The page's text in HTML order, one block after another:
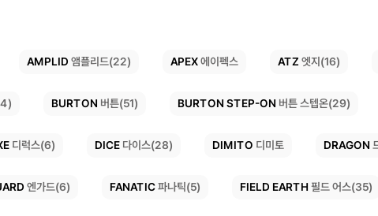
AMPLID 앰플리드(22) APEX에이펙스 ATZ 엣지(16)
BURTON 버튼(51) BURTON STEP-ON 버튼 스텝온(29)
디럭스(6) DICE다이스(28) DIMITO 디미토 DRAGON
엔가드(6) FANATIC파나틱(5) FIELD EARTH필드 어스(35)